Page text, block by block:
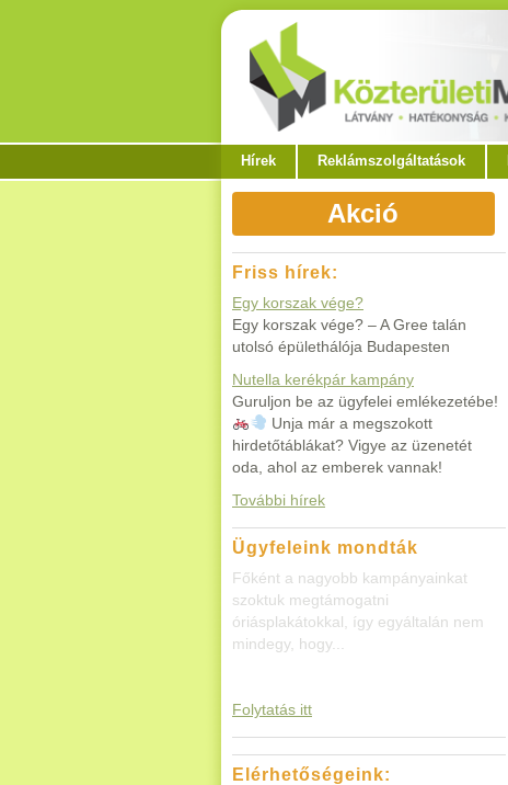
Hírek Reklámszolgáltatások
Akció
Friss hírek:
Egy korszak vége?
Egy korszak vége? – A Gree talán
utolsó épülethálója Budapesten
Nutella kerékpár kampány
Guruljon be az ügyfelei emlékezetébe!
Unja már a megszokott
hirdetőtáblákat? Vigye az üzenetét
oda, ahol az emberek vannak!
További hírek
Ügyfeleink mondták
Főként a nagyobb kampányainkat
szoktuk megtámogatni
óriásplakátokkal, így egyáltalán nem
mindegy, hogy...
Folytatás itt
Elérhetőségeink: